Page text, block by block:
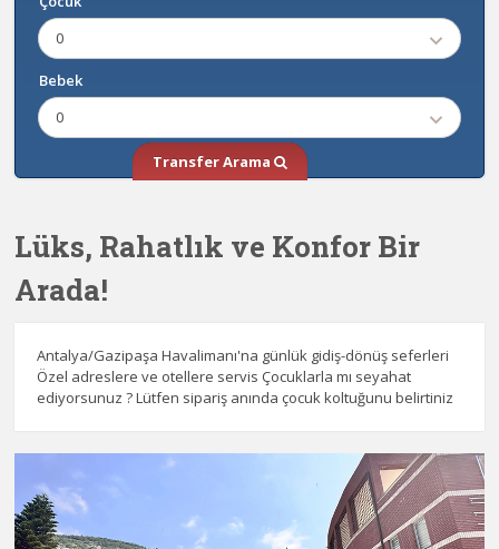
0
Bebek
0
Transfer Arama
Lüks, Rahatlık ve Konfor Bir
Arada!
Antalya/Gazipaşa Havalimanı'na günlük gidiş-dönüş seferleri
Özel adreslere ve otellere servis Çocuklarla mı seyahat
ediyorsunuz ? Lütfen sipariş anında çocuk koltuğunu belirtiniz